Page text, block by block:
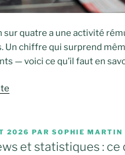
sur quatre a une activité
Un chiffre qui surprend
— voici ce qu’il faut en
2026 PAR SOPHIE MARTIN
et statistiques : ce